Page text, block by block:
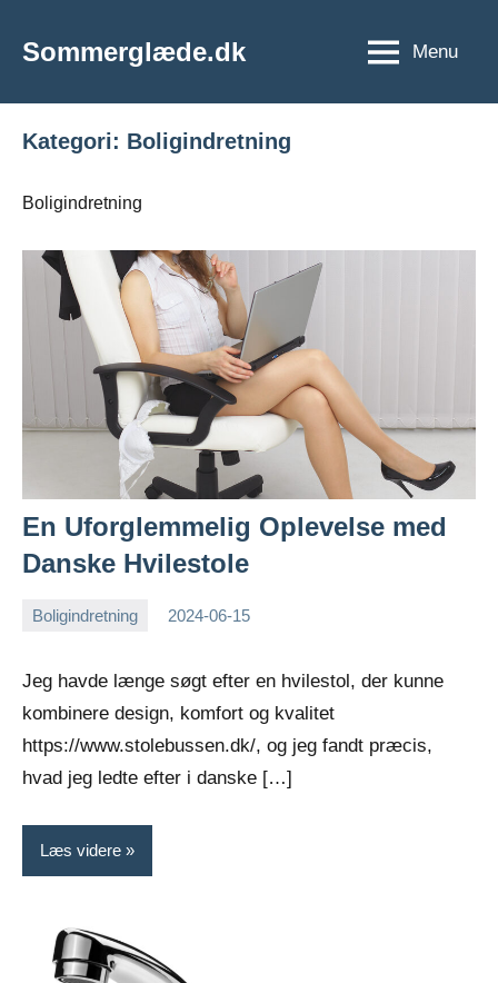
Sommerglæde.dk
Vi
med
og
Menu
Kategori: Boligindretning
Boligindretning
En Uforglemmelig Oplevelse med
Danske Hvilestole
Boligindretning 2024-06-15
Esben
Jeg havde længe søgt efter en hvilestol, der kunne
kombinere design, komfort og kvalitet
https://www.stolebussen.dk/, og jeg fandt præcis,
hvad jeg ledte efter i danske […]
Læs videre